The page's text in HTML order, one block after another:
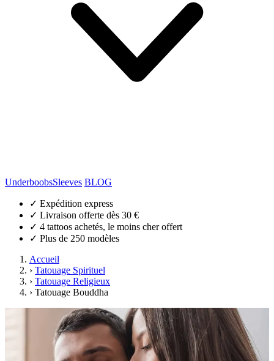
UnderboobsSleeves BLOG
✓ Expédition express
✓ Livraison offerte dès 30 €
✓ 4 tattoos achetés, le moins cher offert
✓ Plus de 250 modèles
Accueil
› Tatouage Spirituel
› Tatouage Religieux
› Tatouage Bouddha